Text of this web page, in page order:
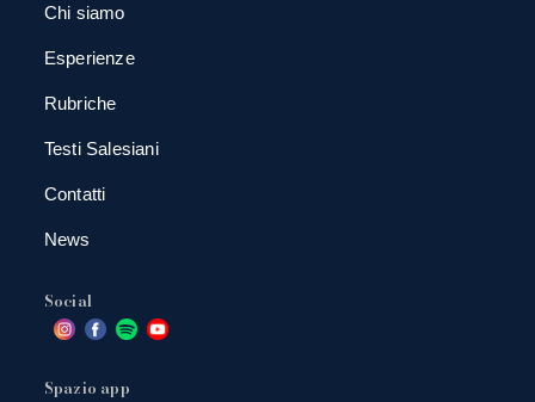
Chi siamo
Esperienze
Rubriche
Testi Salesiani
Contatti
News
Social
Spazio app